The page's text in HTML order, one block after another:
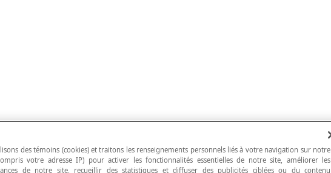
des témoins (cookies) et traitons les renseignements personnels liés à votre navigation sur notre
votre adresse IP) pour activer les fonctionnalités essentielles de notre site, améliorer les
de notre site, recueillir des statistiques et diffuser des publicités ciblées ou du contenu